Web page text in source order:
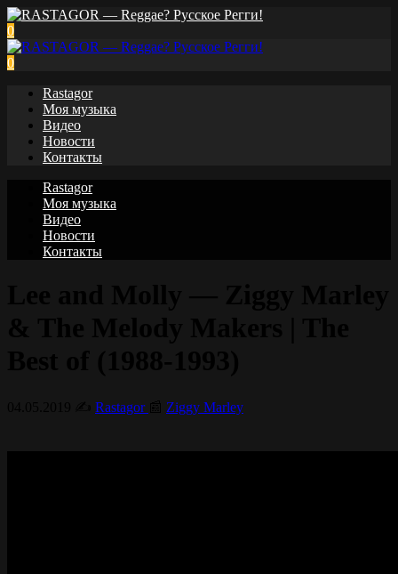
0
0
Rastagor
Моя музыка
Видео
Новости
Контакты
Rastagor
Моя музыка
Видео
Новости
Контакты
Rastagor Ziggy Marley